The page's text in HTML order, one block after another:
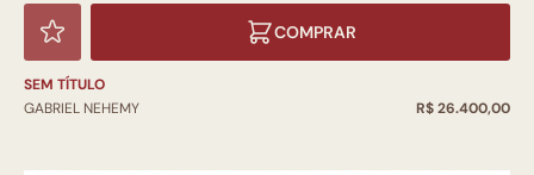
COMPRAR
SEM TÍTULO
GABRIEL NEHEMY
R$ 26.400,00